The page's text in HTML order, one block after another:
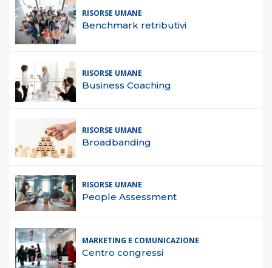
RISORSE UMANE
Benchmark retributivi
RISORSE UMANE
Business Coaching
RISORSE UMANE
Broadbanding
RISORSE UMANE
People Assessment
MARKETING E COMUNICAZIONE
Centro congressi